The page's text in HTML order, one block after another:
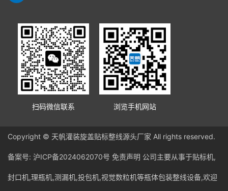
扫码微信联系 浏览手机网站
Copyright © 天帆灌装旋盖贴标整线源头厂家 All rights reserved.
备案号: 沪ICP备2024062070号 免责声明 公司主要从事于贴标机,
封口机,理瓶机,测漏机,投包机,视觉数粒机等瓶体包装整线设备,欢迎